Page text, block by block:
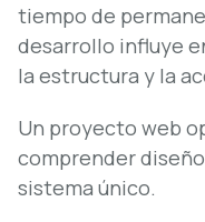
tiempo de
desarrollo influye
la estructura y la
Un proyecto web
comprender
sistema único.